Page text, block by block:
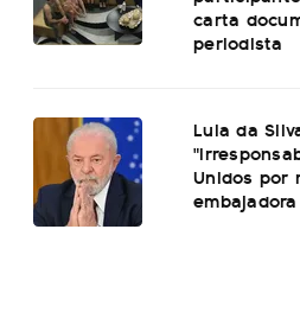
carta
periodista
Lula da
Unidos por